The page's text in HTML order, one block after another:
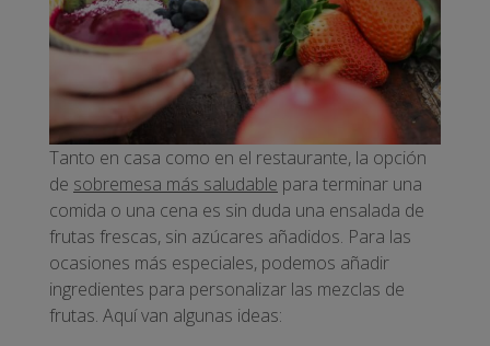
Tanto en casa como en el restaurante, la opción
de sobremesa más saludable para terminar una
comida o una cena es sin duda una ensalada de
frutas frescas, sin azúcares añadidos. Para las
ocasiones más especiales, podemos añadir
ingredientes para personalizar las mezclas de
frutas. Aquí van algunas ideas: